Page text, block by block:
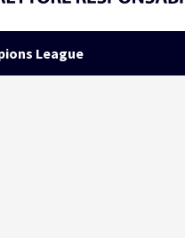
League